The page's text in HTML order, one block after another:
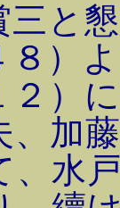
三と
８）
２）
、加
、水